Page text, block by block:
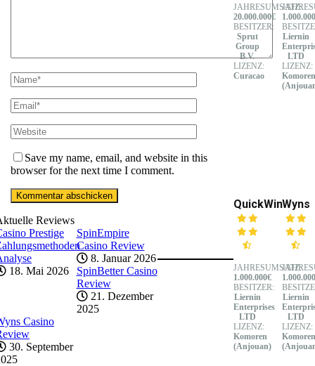
Save my name, email, and website in this
browser for the next time I comment.
JAHRESUMSATZ:
20.000.000€
BESITZER:
Sprut
Group
B.V.
LIZENZ:
Curacao
Liernin
LTD
LIZENZ:
Komoren
QuickWin
JAHRESUMSATZ:
1.000.000€
BESITZER:
Liernin
Enterprises
LTD
LIZENZ:
Komoren
(Anjouan)
Wyns
Liernin
LTD
LIZENZ:
Komoren
Reviews
Prestige
18. Mai 2026
SpinEmpire
Casino Review
8. Januar 2026
SpinBetter Casino
Review
21. Dezember
2025
Casino
30. September